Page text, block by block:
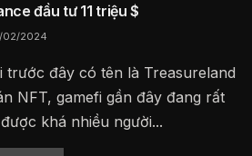
đầu tư 11 triệu $
2024
trước đây có tên là Treasureland
NFT, gamefi gần đây đang rất
khá nhiều người...